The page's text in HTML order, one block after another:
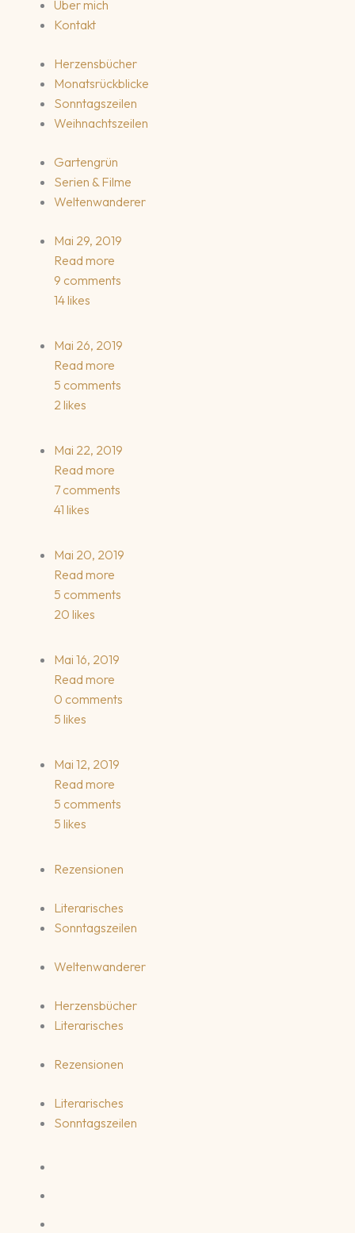
Über mich
Kontakt
Herzensbücher
Monatsrückblicke
Sonntagszeilen
Weihnachtszeilen
Gartengrün
Serien & Filme
Weltenwanderer
Mai 29, 2019
Read more
9 comments
14 likes
Mai 26, 2019
Read more
5 comments
2 likes
Mai 22, 2019
Read more
7 comments
41 likes
Mai 20, 2019
Read more
5 comments
20 likes
Mai 16, 2019
Read more
0 comments
5 likes
Mai 12, 2019
Read more
5 comments
5 likes
Rezensionen
Literarisches
Sonntagszeilen
Weltenwanderer
Herzensbücher
Literarisches
Rezensionen
Literarisches
Sonntagszeilen